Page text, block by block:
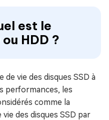
est le
HDD ?
de vie des disques SSD à
performances, les
comme la
des disques SSD par